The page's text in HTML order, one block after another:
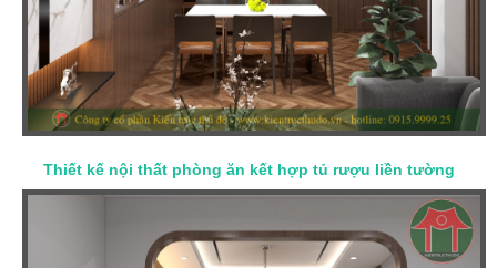
Thiết kế nội thất phòng ăn kết hợp tủ rượu liền tường